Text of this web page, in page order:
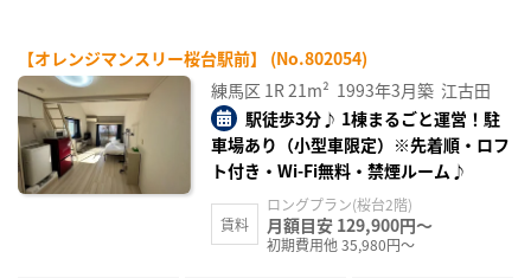
【オレンジマンスリー桜台駅前】 (No.802054)
練馬区 1R 21m² 1993年3月築 江古田
駅徒歩3分♪ 1棟まるごと運営！駐
車場あり（小型車限定）※先着順・ロフ
ト付き・Wi-Fi無料・禁煙ルーム♪
賃料
ロングプラン(桜台2階)
月額目安 129,900円～
初期費用他 35,980円～